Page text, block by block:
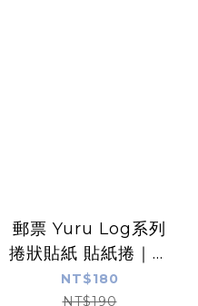
郵票 Yuru Log系列
捲狀貼紙 貼紙捲｜日
本Midori
NT$180
NT$190